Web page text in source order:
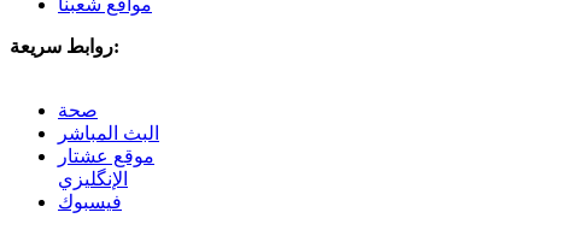
روابط سريعة:
صحة
البث المباشر
موقع عشتار
الإنگليزي
فيسبوك